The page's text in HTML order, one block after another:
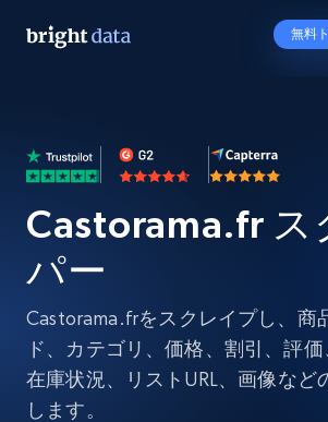
無料
Castorama.fr ス
パー
Castorama.frをスクレイプし、商
ド、カテゴリ、価格、割引、評価
在庫状況、リストURL、画像など
します。